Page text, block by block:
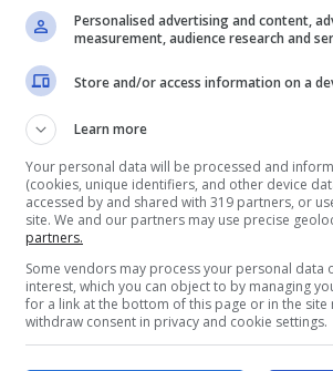
come risparmiare 225
Personalised advertising and content,
measurement, audience research and
Store and/or access information on a
Learn more
Your personal data will be processed and
(cookies, unique identifiers, and other device
accessed by and shared with 319 partners, or
site. We and our partners may use precise
partners.
Some vendors may process your personal data
interest, which you can object to by managing
for a link at the bottom of this page or in the site
withdraw consent in privacy and cookie settings.